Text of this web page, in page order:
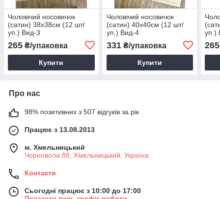
Чоловічий носовичок
(сатин) 38х38см (12 шт/
уп.) Вид-3
265 ₴/упаковка
Купити
Чоловічий носовичок
(сатин) 40х40см (12 шт/
уп.) Вид-4
331₴/упаковка
Купити
уп.)
265
Про нас
98% позитивних з 507 відгуків за рік
Працює з 13.08.2013
м. Хмельницький
Чорновола 88, Хмельницький, Україна
Контакти
Сьогодні працює з 10:00 до 17:00